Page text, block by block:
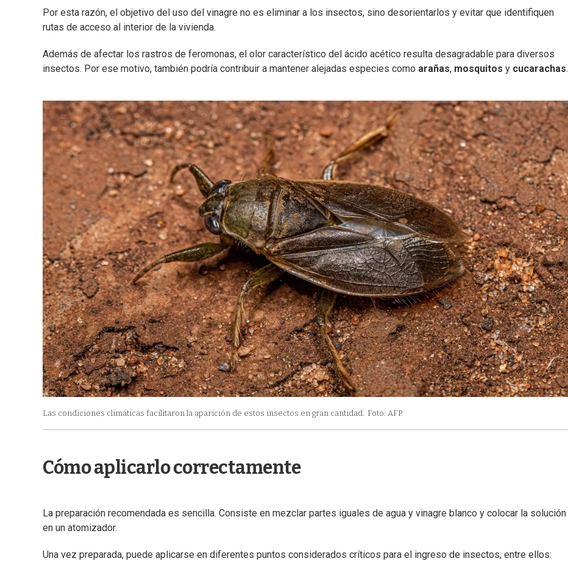
Por esta razón, el objetivo del uso del vinagre no es eliminar a los insectos, sino desorientarlos y evitar que identifiquen
rutas de acceso al interior de la vivienda.
Además de afectar los rastros de feromonas, el olor característico del ácido acético resulta desagradable para diversos
insectos. Por ese motivo, también podría contribuir a mantener alejadas especies como arañas, mosquitos y cucarachas.
Las condiciones climáticas facilitaron la aparición de estos insectos en gran cantidad. Foto: AFP.
Cómo aplicarlo correctamente
La preparación recomendada es sencilla. Consiste en mezclar partes iguales de agua y vinagre blanco y colocar la solución
en un atomizador.
Una vez preparada, puede aplicarse en diferentes puntos considerados críticos para el ingreso de insectos, entre ellos: